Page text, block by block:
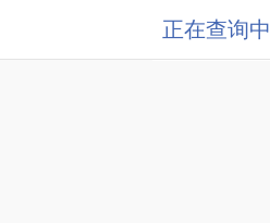
正在查询中